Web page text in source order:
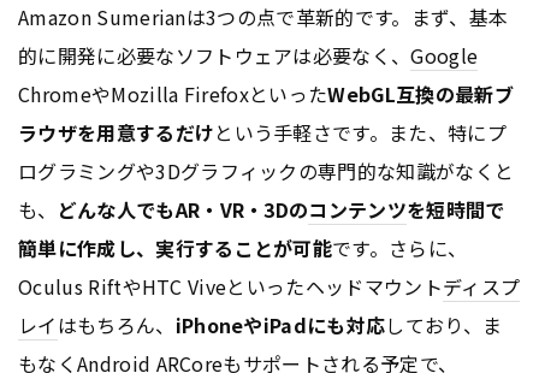
Amazon Sumerianは3つの点で革新的です。まず、基本
的に開発に必要なソフトウェアは必要なく、Google
ChromeやMozilla FirefoxといったWebGL互換の最新ブ
ラウザを用意するだけという手軽さです。また、特にプ
ログラミングや3Dグラフィックの専門的な知識がなくと
も、 どんな人でもAR・VR・3Dのコンテンツを短時間で
簡単に作成し、実行することが可能です。さらに、
Oculus RiftやHTC Viveといったヘッドマウントディスプ
レイはもちろん、 iPhoneやiPadにも対応しており、ま
もなくAndroid ARCoreもサポートされる予定で、